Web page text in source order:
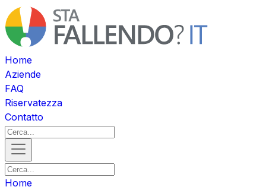
Home
Aziende
FAQ
Riservatezza
Contatto
Home